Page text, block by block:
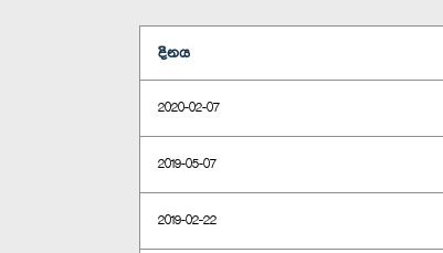
දිනය
2020-02-07
2019-05-07
2019-02-22